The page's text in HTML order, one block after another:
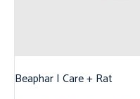
Beaphar | Care + Rat